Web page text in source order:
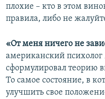
плохие – кто в этом
правила, либо не
«От меня ничего не
американский
сформулировал теорию
То самое состояние, в
улучшить свое